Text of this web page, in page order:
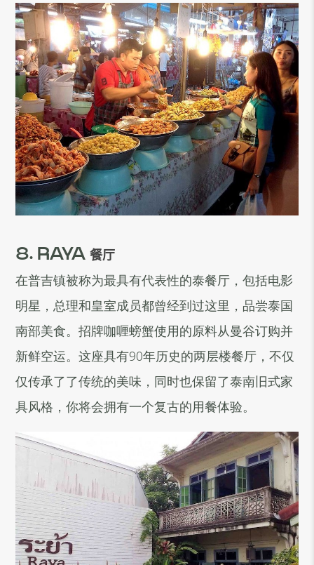
8. RAYA餐厅
在普吉镇被称为最具有代表性的泰餐厅，包括电影
明星，总理和皇室成员都曾经到过这里，品尝泰国
南部美食。招牌咖喱螃蟹使用的原料从曼谷订购并
新鲜空运。这座具有90年历史的两层楼餐厅，不仅
仅传承了了传统的美味，同时也保留了泰南旧式家
具风格，你将会拥有一个复古的用餐体验。